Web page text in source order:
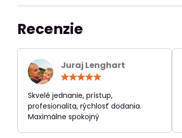
Recenzie
Juraj Lenghart
Skvelé jednanie, prístup,
profesionalita, rýchlosť dodania.
Maximálne spokojný